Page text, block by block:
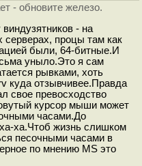
- обновите железо.
- на
процы там как
были, 64-битные.И
уныло.Это я сам
рывками, хоть
куда отзывчивее.Правда
свое превосходство
курсор мыши может
часами.До
ха.Чтоб жизнь слишком
песочными часами в
по мнению MS это